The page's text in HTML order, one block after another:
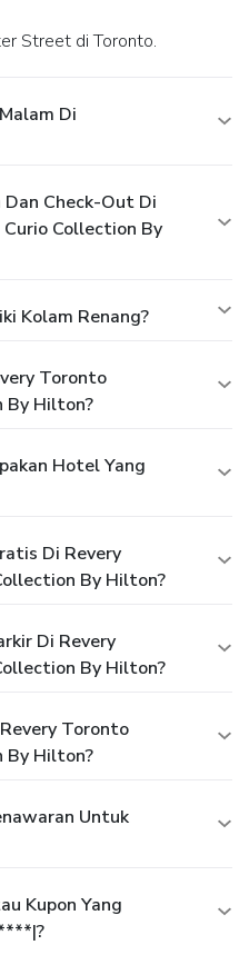
Street di Toronto.
Di
Check-Out Di
Collection By
Kolam Renang?
Toronto
By Hilton?
Hotel Yang
Di Revery
By Hilton?
Di Revery
By Hilton?
Toronto
By Hilton?
Untuk
Kupon Yang